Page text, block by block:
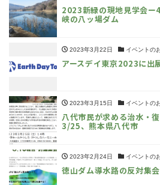
2023新緑の現地見学会
峡の八ッ場ダム
2023年3月22日 イベントの
アースデイ東京2023に
2023年3月15日 イベントの
八代市民が求める治水・
3/25、熊本県八代市
2023年2月24日 イベントの
徳山ダム導水路の反対集